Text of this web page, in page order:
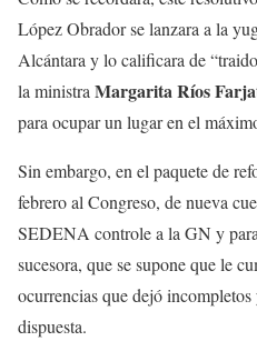
López Obrador se lanzara a la
Alcántara y lo calificara de
la ministra Margarita Ríos
para ocupar un lugar en el
Sin embargo, en el paquete de
febrero al Congreso, de nueva
SEDENA controle a la GN y
sucesora, que se supone que le
ocurrencias que dejó
dispuesta.